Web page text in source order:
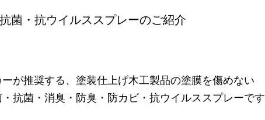
菌・抗ウイルススプレーのご紹介
が推奨する、塗装仕上げ木工製品の塗膜を傷めない
抗菌・消臭・防臭・防カビ・抗ウイルススプレーです